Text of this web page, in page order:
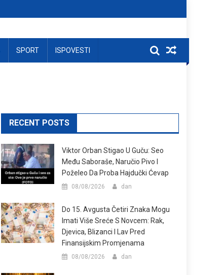
SPORT ISPOVESTI
RECENT POSTS
Viktor Orban Stigao U Guču: Seo
Među Saboraše, Naručio Pivo I
Poželeo Da Proba Hajdučki Ćevap
08/08/2026 dan
Do 15. Avgusta Četiri Znaka Mogu
Imati Više Sreće S Novcem: Rak,
Djevica, Blizanci I Lav Pred
Finansijskim Promjenama
08/08/2026 dan